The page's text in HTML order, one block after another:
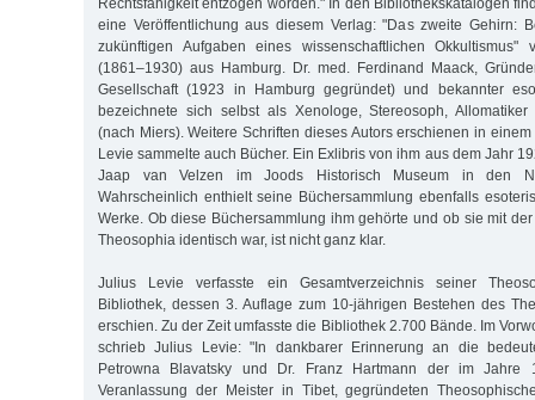
eine Veröffentlichung aus diesem Verlag: "Das zweite Gehirn:
zukünftigen Aufgaben eines wissenschaftlichen Okkultismus"
(1861–1930) aus Hamburg. Dr. med. Ferdinand Maack,
Gesellschaft (1923 in Hamburg gegründet) und bekannter
bezeichnete sich selbst als Xenologe, Stereosoph,
(nach Miers). Weitere Schriften dieses Autors erschienen in
Levie sammelte auch Bücher. Ein Exlibris von ihm aus dem Jahr
Jaap van Velzen im Joods Historisch Museum in den
Wahrscheinlich enthielt seine Büchersammlung ebenfalls
Werke. Ob diese Büchersammlung ihm gehörte und ob sie mit
Theosophia identisch war, ist nicht ganz klar.
Julius Levie verfasste ein Gesamtverzeichnis seiner
Bibliothek, dessen 3. Auflage zum 10-jährigen Bestehen des
erschien. Zu der Zeit umfasste die Bibliothek 2.700 Bände. Im
schrieb Julius Levie: "In dankbarer Erinnerung an die
Petrowna Blavatsky und Dr. Franz Hartmann der im Jahre
Veranlassung der Meister in Tibet, gegründeten